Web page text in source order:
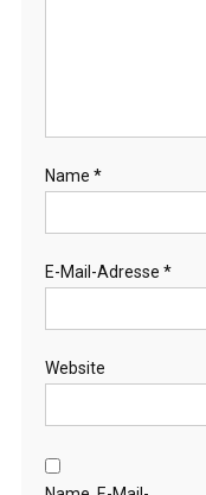
Name *
E-Mail-Adresse *
Website